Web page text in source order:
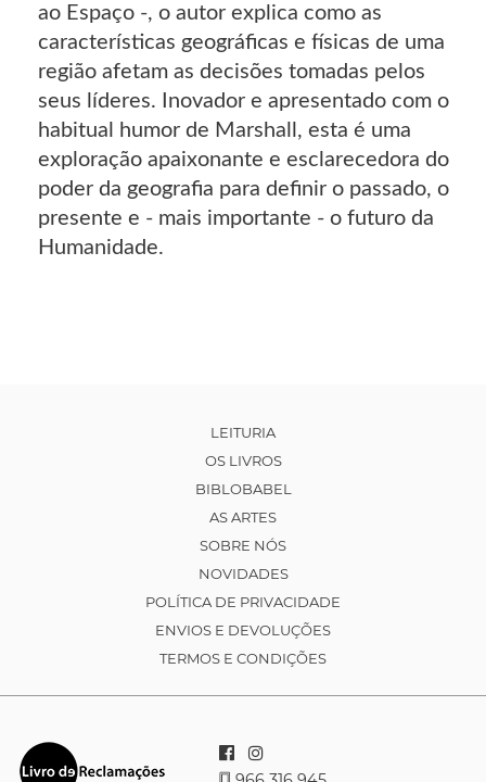
ao Espaço -, o autor explica como as
características geográficas e físicas de uma
região afetam as decisões tomadas pelos
seus líderes. Inovador e apresentado com o
habitual humor de Marshall, esta é uma
exploração apaixonante e esclarecedora do
poder da geografia para definir o passado, o
presente e - mais importante - o futuro da
Humanidade.
LEITURIA
OS LIVROS
BIBLOBABEL
AS ARTES
SOBRE NÓS
NOVIDADES
POLÍTICA DE PRIVACIDADE
ENVIOS E DEVOLUÇÕES
TERMOS E CONDIÇÕES